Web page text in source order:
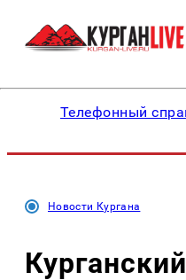
Телефонный
Новости Кургана